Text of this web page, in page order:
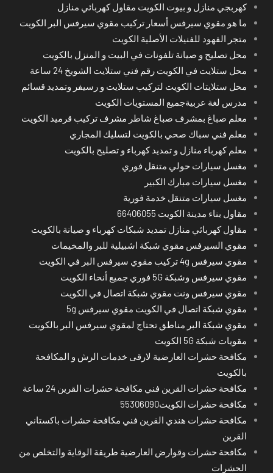
كهربجي منازل و بيوت الكويت مقاول كهربائي منازل
ما هو مقوي سيرفس أسعار تركيب مقوي سيرفس البر الكويت
متجر الفهود للفنيلات الأصلية الكويت
محل تصليح و صيانة تلفونات في البيت و المنزل بالكويت
محل ستلايت في الكويت رقم فني ستلايت الشويخ 24 ساعة
محل ستلايتات الكويت لتركيب ستلايت و رسيفر وتمديد قسائم
مدرس لغة عربيةجميع المستويات الكويت
معلم صباغ بمشرف صباغ شاطر مشرف تركيب قرميد الكويت
معلم فني سباك صحي بالكويت لتسليك المجاري
معلم كهرباء منازل و تمديد كهرباء و تصليح بالكويت
مغسل سيارات حولي متنقل فوري
مغسل سيارات مبارك الكبير
مغسل سيارات متنقل خدمة فورية
مقاول بناء مدينة الكويت 66406055
مقاول كهربائي منازل تمديد شبكات كهرباء و صيانة بالكويت
مقوي السيرفس مقوي شبكة اشبيلية للبر والمخيمات
مقوي سيرفس 4g تركيب مقوي سيرفس البر في الكويت
مقوي سيرفس وشبكة 5G فوري جميع أنحاء الكويت
مقوي سيرفس ونت مقوي شبكة اتصال في الكويت
مقوي شبكة اتصال في الكويت مقوي سيرفس 5g
مقوي شبكة البر مناطق تحتاج لمقوي سيرفس البر بالكويت
مقويات شبكة 5G الكويت
مكافحة حشرات العارضية لارقى خدمات الرش و المكافحة
بالكويت
مكافحة حشرات القرين فني مكافحة حشرات القرين 24 ساعة
مكافحة حشرات الكويت55306090
مكافحة حشرات هندي القرين فني مكافحة حشرات باكستاني
القرين
مكافحة حشرات وقوارض العارضية طريقة الوقاية والتخلص من
الحشرات